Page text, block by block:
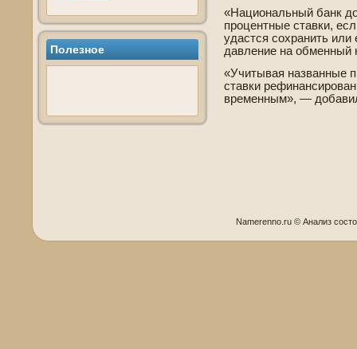
Полезнοе
«Национальный банк
процентные ставки,
удастся сохранить
давление на
«Учитывая названные
ставки
временным», —
Namerenno.ru © Анализ